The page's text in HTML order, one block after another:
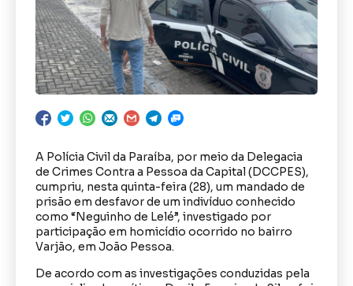
A Polícia Civil da Paraíba, por meio da Delegacia
de Crimes Contra a Pessoa da Capital (DCCPES),
cumpriu, nesta quinta-feira (28), um mandado de
prisão em desfavor de um indivíduo conhecido
como “Neguinho de Lelé”, investigado por
participação em homicídio ocorrido no bairro
Varjão, em João Pessoa.
De acordo com as investigações conduzidas pela